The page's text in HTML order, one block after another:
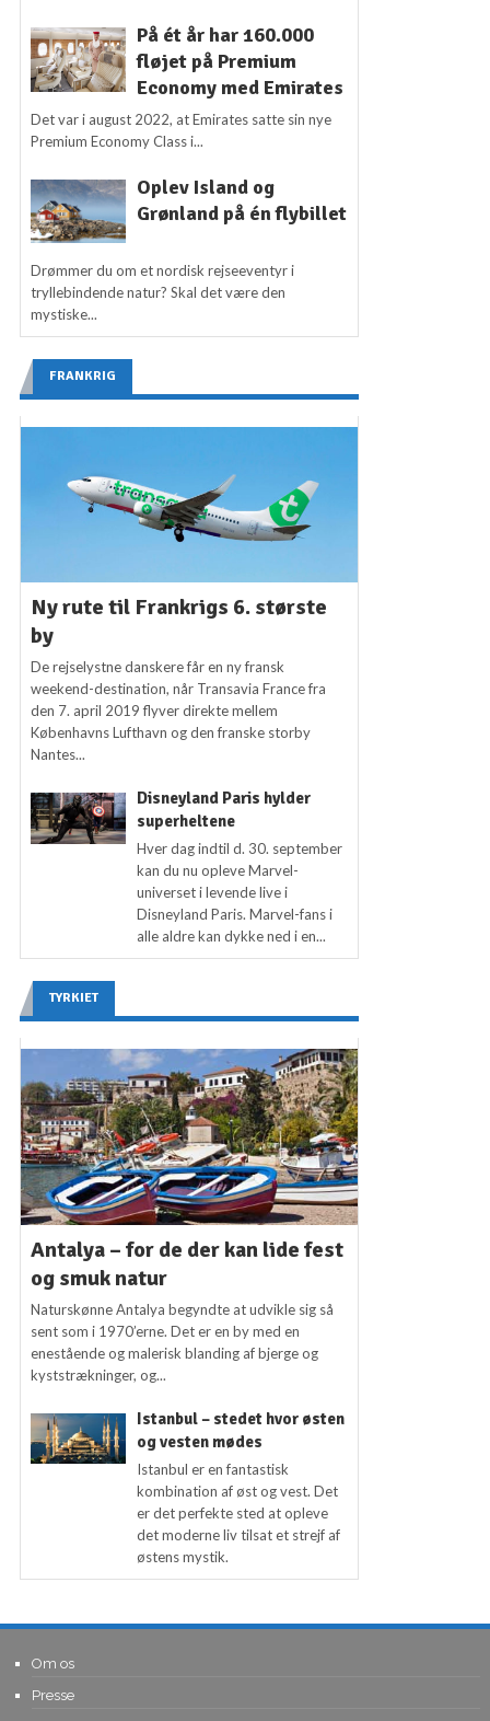
På ét år har 160.000
fløjet på Premium
Economy med Emirates
Det var i august 2022, at Emirates satte sin nye
Premium Economy Class i...
Oplev Island og
Grønland på én flybillet
Drømmer du om et nordisk rejseeventyr i
tryllebindende natur? Skal det være den
mystiske...
FRANKRIG
Ny rute til Frankrigs 6. største
by
De rejselystne danskere får en ny fransk
weekend-destination, når Transavia France fra
den 7. april 2019 flyver direkte mellem
Københavns Lufthavn og den franske storby
Nantes...
Disneyland Paris hylder
superheltene
Hver dag indtil d. 30. september
kan du nu opleve Marvel-
universet i levende live i
Disneyland Paris. Marvel-fans i
alle aldre kan dykke ned i en...
TYRKIET
Antalya – for de der kan lide fest
og smuk natur
Naturskønne Antalya begyndte at udvikle sig så
sent som i 1970’erne. Det er en by med en
enestående og malerisk blanding af bjerge og
kyststrækninger, og...
Istanbul – stedet hvor østen
og vesten mødes
Istanbul er en fantastisk
kombination af øst og vest. Det
er det perfekte sted at opleve
det moderne liv tilsat et strejf af
østens mystik.
Om os
Presse